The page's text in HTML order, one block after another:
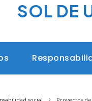
SOL DE